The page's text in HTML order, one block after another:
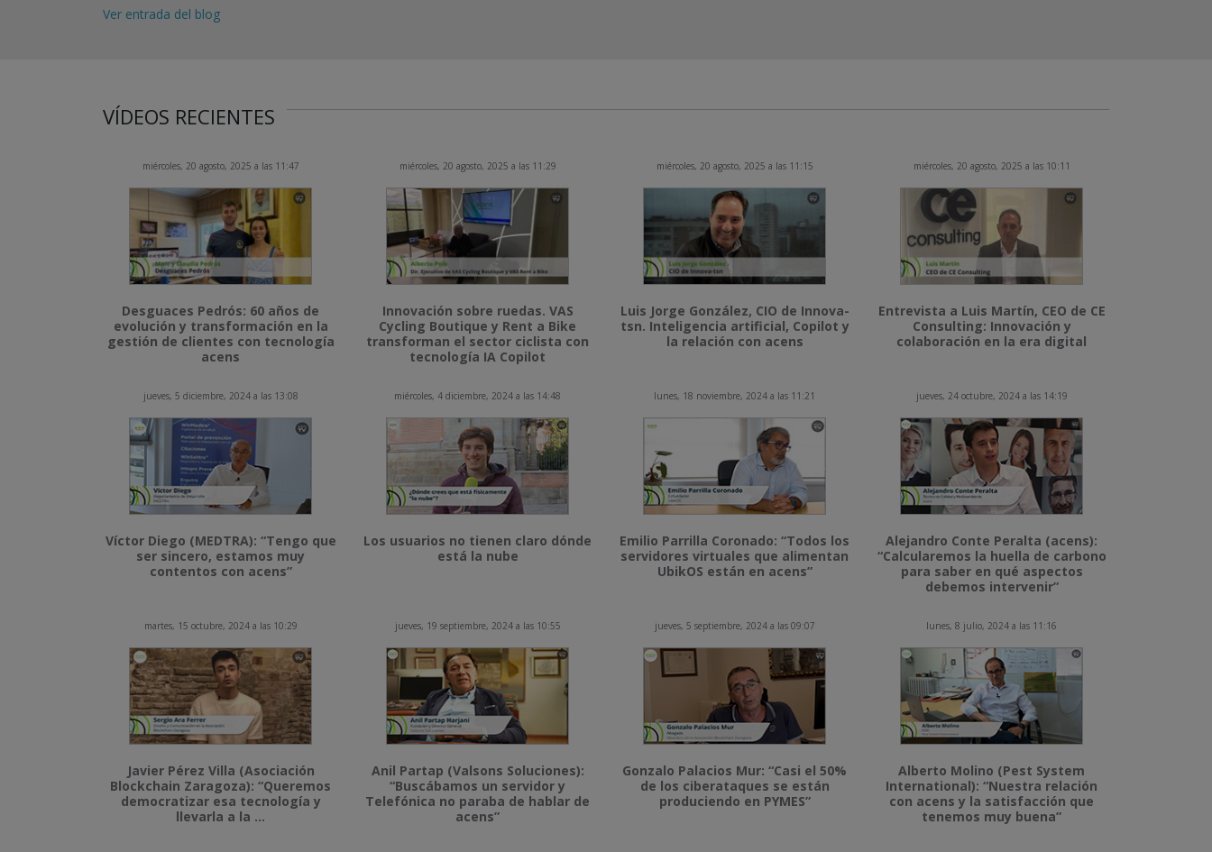
Ver entrada del blog
VÍDEOS RECIENTES
miércoles, 20 agosto, 2025 a las 11:47
Desguaces Pedrós: 60 años de
evolución y transformación en la
gestión de clientes con tecnología
acens
miércoles, 20 agosto, 2025 a las 11:29
Innovación sobre ruedas. VAS
Cycling Boutique y Rent a Bike
transforman el sector ciclista con
tecnología IA Copilot
miércoles, 20 agosto, 2025 a las 11:15
Luis Jorge González, CIO de Innova-
tsn. Inteligencia artificial, Copilot y
la relación con acens
miércoles, 20 agosto, 2025 a las 10:11
Entrevista a Luis Martín, CEO de CE
Consulting: Innovación y
colaboración en la era digital
jueves, 5 diciembre, 2024 a las 13:08
Víctor Diego (MEDTRA): “Tengo que
ser sincero, estamos muy
contentos con acens”
miércoles, 4 diciembre, 2024 a las 14:48
Los usuarios no tienen claro dónde
está la nube
lunes, 18 noviembre, 2024 a las 11:21
Emilio Parrilla Coronado: “Todos los
servidores virtuales que alimentan
UbikOS están en acens”
jueves, 24 octubre, 2024 a las 14:19
Alejandro Conte Peralta (acens):
“Calcularemos la huella de carbono
para saber en qué aspectos
debemos intervenir”
martes, 15 octubre, 2024 a las 10:29
Javier Pérez Villa (Asociación
Blockchain Zaragoza): “Queremos
democratizar esa tecnología y
llevarla a la ...
jueves, 19 septiembre, 2024 a las 10:55
Anil Partap (Valsons Soluciones):
“Buscábamos un servidor y
Telefónica no paraba de hablar de
acens”
jueves, 5 septiembre, 2024 a las 09:07
Gonzalo Palacios Mur: “Casi el 50%
de los ciberataques se están
produciendo en PYMES”
lunes, 8 julio, 2024 a las 11:16
Alberto Molino (Pest System
International): “Nuestra relación
con acens y la satisfacción que
tenemos muy buena”